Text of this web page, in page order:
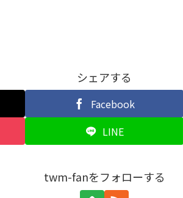
シェアする
Facebook
LINE
twm-fanをフォローする